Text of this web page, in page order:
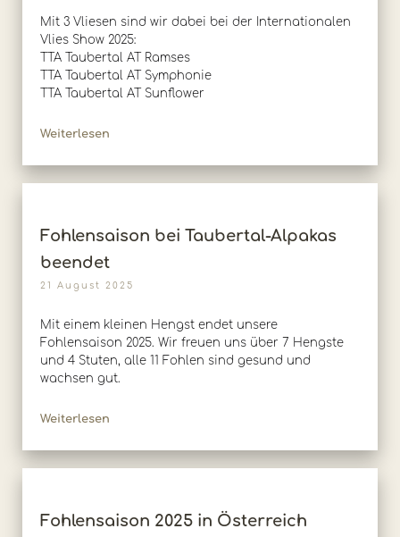
Mit 3 Vliesen sind wir dabei bei der Internationalen
Vlies Show 2025:
TTA Taubertal AT Ramses
TTA Taubertal AT Symphonie
TTA Taubertal AT Sunflower
Weiterlesen
Fohlensaison bei Taubertal-Alpakas
beendet
21 August 2025
Mit einem kleinen Hengst endet unsere
Fohlensaison 2025. Wir freuen uns über 7 Hengste
und 4 Stuten, alle 11 Fohlen sind gesund und
wachsen gut.
Weiterlesen
Fohlensaison 2025 in Österreich